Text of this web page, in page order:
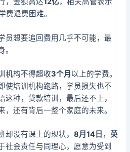
费退费困难。
员想要追回费用几乎不可能，最
。
机构不得超收3个月 以上的学费。
使培训机构跑路，学员损失也不
这种，贷款培训，最后还不上，
，还有背后一整个家庭的未来。
却没有课上的现状，8月14日 ，英
社会责任与同理心，愿意为受到